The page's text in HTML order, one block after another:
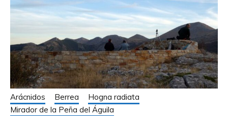
Arácnidos Berrea
Hogna radiata
Mirador de la Peña del Águila